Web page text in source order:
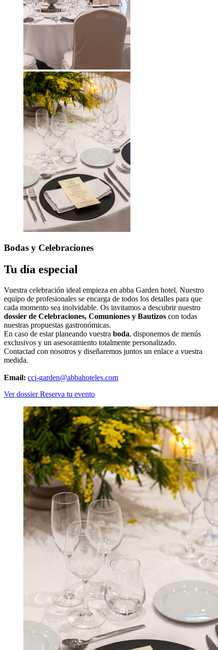
Bodas y Celebraciones
Tu día especial
Vuestra celebración ideal empieza en abba Garden hotel. Nuestro
equipo de profesionales se encarga de todos los detalles para que
cada momento sea inolvidable. Os invitamos a descubrir nuestro
dossier de Celebraciones, Comuniones y Bautizos con todas
nuestras propuestas gastronómicas.
En caso de estar planeando vuestra boda, disponemos de menús
exclusivos y un asesoramiento totalmente personalizado.
Contactad con nosotros y diseñaremos juntos un enlace a vuestra
medida.
Email: cci-garden@abbahoteles.com
Ver dossierReserva tu evento